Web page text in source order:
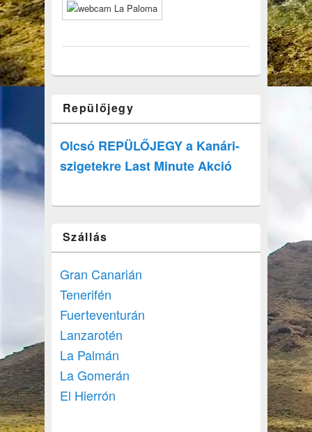
Repülőjegy
Olcsó REPÜLŐJEGY a Kanári-
szigetekre Last Minute Akció
Szállás
Gran Canarián
Tenerifén
Fuerteventurán
Lanzarotén
La Palmán
La Gomerán
El Hierrón